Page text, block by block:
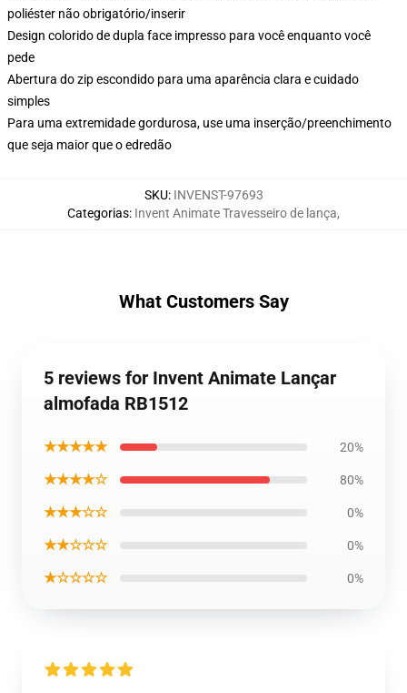
poliéster não obrigatório/inserir
Design colorido de dupla face impresso para você enquanto você
pede
Abertura do zip escondido para uma aparência clara e cuidado
simples
Para uma extremidade gordurosa, use uma inserção/preenchimento
que seja maior que o edredão
SKU: INVENST-97693
Categorias: Invent Animate Travesseiro de lança,
What Customers Say
5 reviews for Invent Animate Lançar
almofada RB1512
★★★★★ 20%
★★★★☆ 80%
★★★☆☆ 0%
★★☆☆☆ 0%
★☆☆☆☆ 0%